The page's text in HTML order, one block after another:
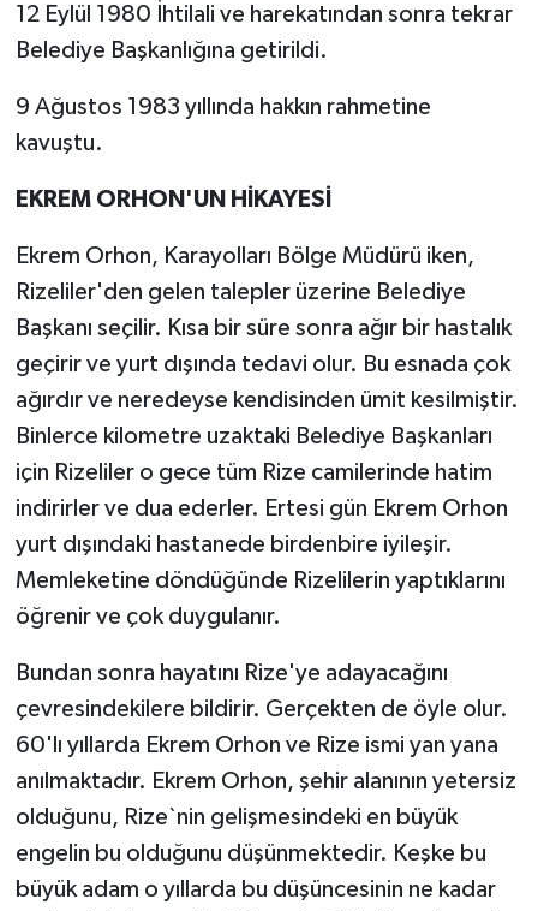
12 Eylül 1980 İhtilali ve harekatından sonra tekrar
Belediye Başkanlığına getirildi.
9 Ağustos 1983 yıllında hakkın rahmetine
kavuştu.
EKREM ORHON'UN HİKAYESİ
Ekrem Orhon, Karayolları Bölge Müdürü iken,
Rizeliler'den gelen talepler üzerine Belediye
Başkanı seçilir. Kısa bir süre sonra ağır bir hastalık
geçirir ve yurt dışında tedavi olur. Bu esnada çok
ağırdır ve neredeyse kendisinden ümit kesilmiştir.
Binlerce kilometre uzaktaki Belediye Başkanları
için Rizeliler o gece tüm Rize camilerinde hatim
indirirler ve dua ederler. Ertesi gün Ekrem Orhon
yurt dışındaki hastanede birdenbire iyileşir.
Memleketine döndüğünde Rizelilerin yaptıklarını
öğrenir ve çok duygulanır.
Bundan sonra hayatını Rize'ye adayacağını
çevresindekilere bildirir. Gerçekten de öyle olur.
60'lı yıllarda Ekrem Orhon ve Rize ismi yan yana
anılmaktadır. Ekrem Orhon, şehir alanının yetersiz
olduğunu, Rize`nin gelişmesindeki en büyük
engelin bu olduğunu düşünmektedir. Keşke bu
büyük adam o yıllarda bu düşüncesinin ne kadar